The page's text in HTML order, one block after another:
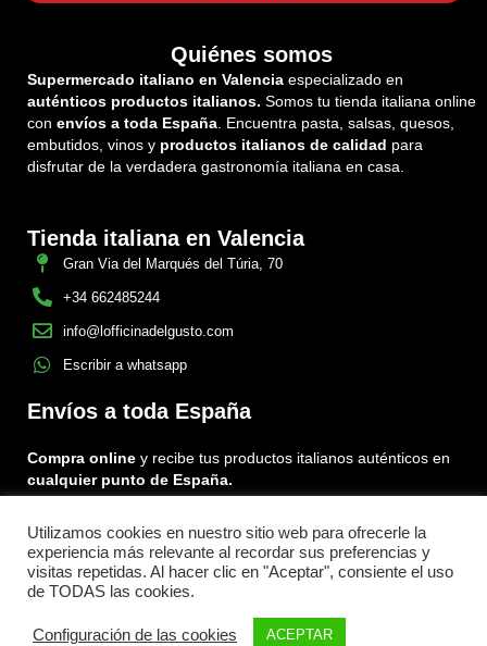
Quiénes somos
Supermercado italiano en Valencia especializado en
auténticos productos italianos. Somos tu tienda italiana online
con envíos a toda España. Encuentra pasta, salsas, quesos,
embutidos, vinos y productos italianos de calidad para
disfrutar de la verdadera gastronomía italiana en casa.
Tienda italiana en Valencia
Gran Via del Marqués del Túria, 70
+34 662485244
info@lofficinadelgusto.com
Escribir a whatsapp
Envíos a toda España
Compra online y recibe tus productos italianos auténticos en
cualquier punto de España.
Encuéntranos en:
FacebookInstagram
Tiktok
Menu
Utilizamos cookies en nuestro sitio web para ofrecerle la
experiencia más relevante al recordar sus preferencias y
visitas repetidas. Al hacer clic en "Aceptar", consiente el uso
de TODAS las cookies.
Configuración de las cookies ACEPTAR